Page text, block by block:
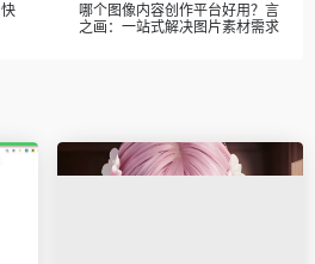
哪个图像内容创作平台好用？言
之画：一站式解决图片素材需求